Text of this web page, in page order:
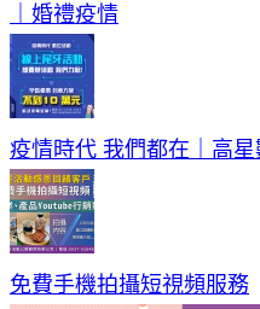
｜婚禮疫情
疫情時代 我們都在｜高
免費手機拍攝短視頻服務